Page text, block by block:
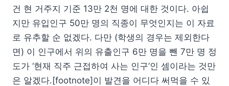
건 현 거주지 기준 13만 2천 명에 대한 것이다. 아쉽
지만 유입인구 50만 명의 직종이 무엇인지는 이 자료
로 유추할 순 없겠다. 다만 (학생의 경우는 제외한다
면) 이 인구에서 위의 유출인구 6만 명을 뺀 7만 명 정
도가 ‘현재 직주 근접하여 사는 인구’인 셈이라는 것만
은 알겠다.[footnote]이 발견을 어디다 써먹을 수 있